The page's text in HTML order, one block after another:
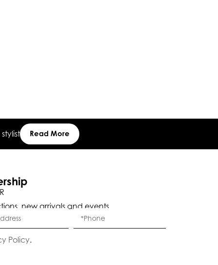
Read More
new arrivals and events.
Policy.